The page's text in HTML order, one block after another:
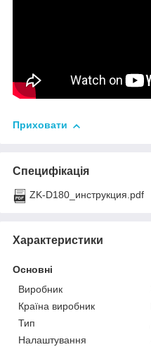
Приховати
Специфікація
ZK-D180_инструкция.pdf
Характеристики
Основні
Виробник
Країна виробник
Тип
Налаштування